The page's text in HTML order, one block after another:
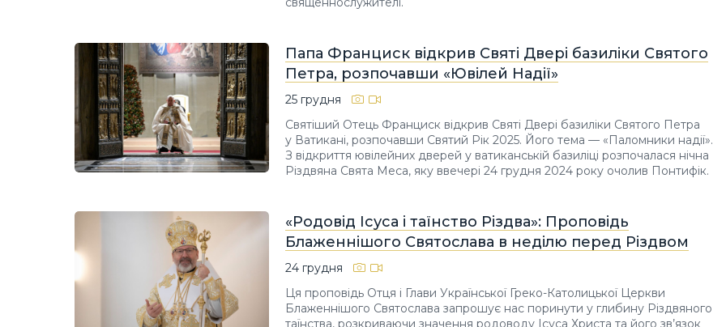
Папа Франциск відкрив Святі Двері базиліки Святого
Петра, розпочавши «Ювілей Надії»
25 грудня
Святіший Отець Франциск відкрив Святі Двері базиліки Святого Петра
у Ватикані, розпочавши Святий Рік 2025. Його тема — «Паломники надії».
З відкриття ювілейних дверей у ватиканській базиліці розпочалася нічна
Різдвяна Свята Меса, яку ввечері 24 грудня 2024 року очолив Понтифік.
«Родовід Ісуса і таїнство Різдва»: Проповідь
Блаженнішого Святослава в неділю перед Різдвом
24 грудня
Ця проповідь Отця і Глави Української Греко-Католицької Церкви
Блаженнішого Святослава запрошує нас поринути у глибину Різдвяного
таїнства, розкриваючи значення родоводу Ісуса Христа та його зв’язок